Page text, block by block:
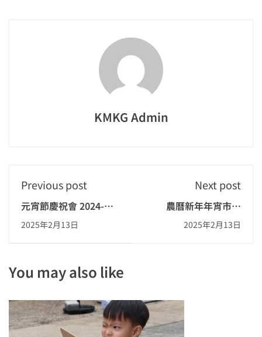
KMKG Admin
Previous post
元宵節慶祝會 2024-
2025
2025年2月13日
Next post
農曆新年年宵市場
2024-2025 (下)
2025年2月13日
You may also like